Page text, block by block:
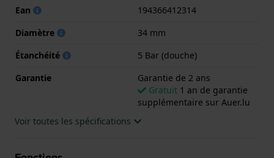
Ean
194366412314
Diamètre
34 mm
Étanchéité
5 Bar (douche)
Garantie
Garantie de 2 ans
Gratuit 1 an de garantie
supplémentaire sur Auer.lu
Voir toutes les spécifications